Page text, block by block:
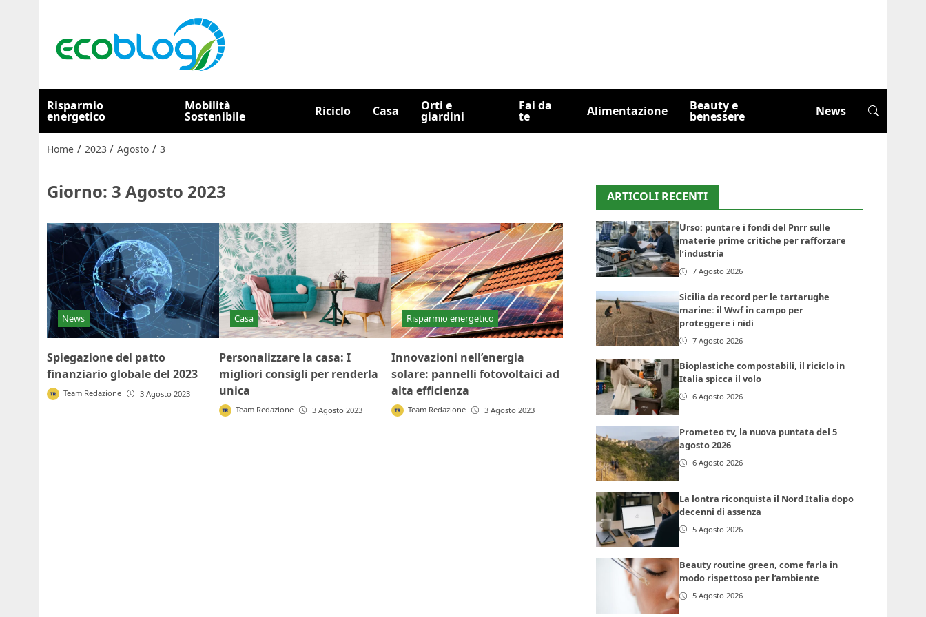
Risparmio
energetico
Mobilità
Sostenibile Riciclo Casa Orti e
giardini
Fai da
te Alimentazione Beauty e
benessere News
Home / 2023 / Agosto / 3
Giorno: 3 Agosto 2023
News
Spiegazione del patto
finanziario globale del 2023
Team Redazione 3 Agosto 2023
Casa
Personalizzare la casa: I
migliori consigli per renderla
unica
Team Redazione 3 Agosto 2023
Risparmio energetico
Innovazioni nell’energia
solare: pannelli fotovoltaici ad
alta efficienza
Team Redazione 3 Agosto 2023
ARTICOLI RECENTI
Urso: puntare i fondi del Pnrr sulle
materie prime critiche per rafforzare
l’industria
7 Agosto 2026
Sicilia da record per le tartarughe
marine: il Wwf in campo per
proteggere i nidi
7 Agosto 2026
Bioplastiche compostabili, il riciclo in
Italia spicca il volo
6 Agosto 2026
Prometeo tv, la nuova puntata del 5
agosto 2026
6 Agosto 2026
La lontra riconquista il Nord Italia dopo
decenni di assenza
5 Agosto 2026
Beauty routine green, come farla in
modo rispettoso per l’ambiente
5 Agosto 2026